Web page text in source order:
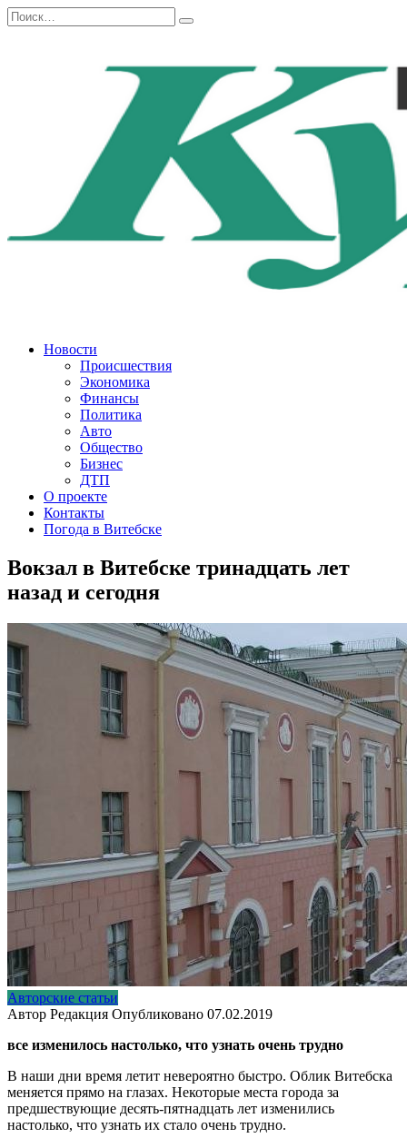
Перейти
к
Search
for:
Новости
Происшествия
Экономика
Финансы
Политика
Авто
Общество
Бизнес
ДТП
О проекте
Контакты
Погода в Витебске
Вокзал в Витебске тринадцать лет
назад и сегодня
Авторские статьи
Автор Редакция Опубликовано 07.02.2019
все изменилось настолько, что узнать очень трудно
В наши дни время летит невероятно быстро. Облик Витебска
меняется прямо на глазах. Некоторые места города за
предшествующие десять-пятнадцать лет изменились
настолько, что узнать их стало очень трудно.